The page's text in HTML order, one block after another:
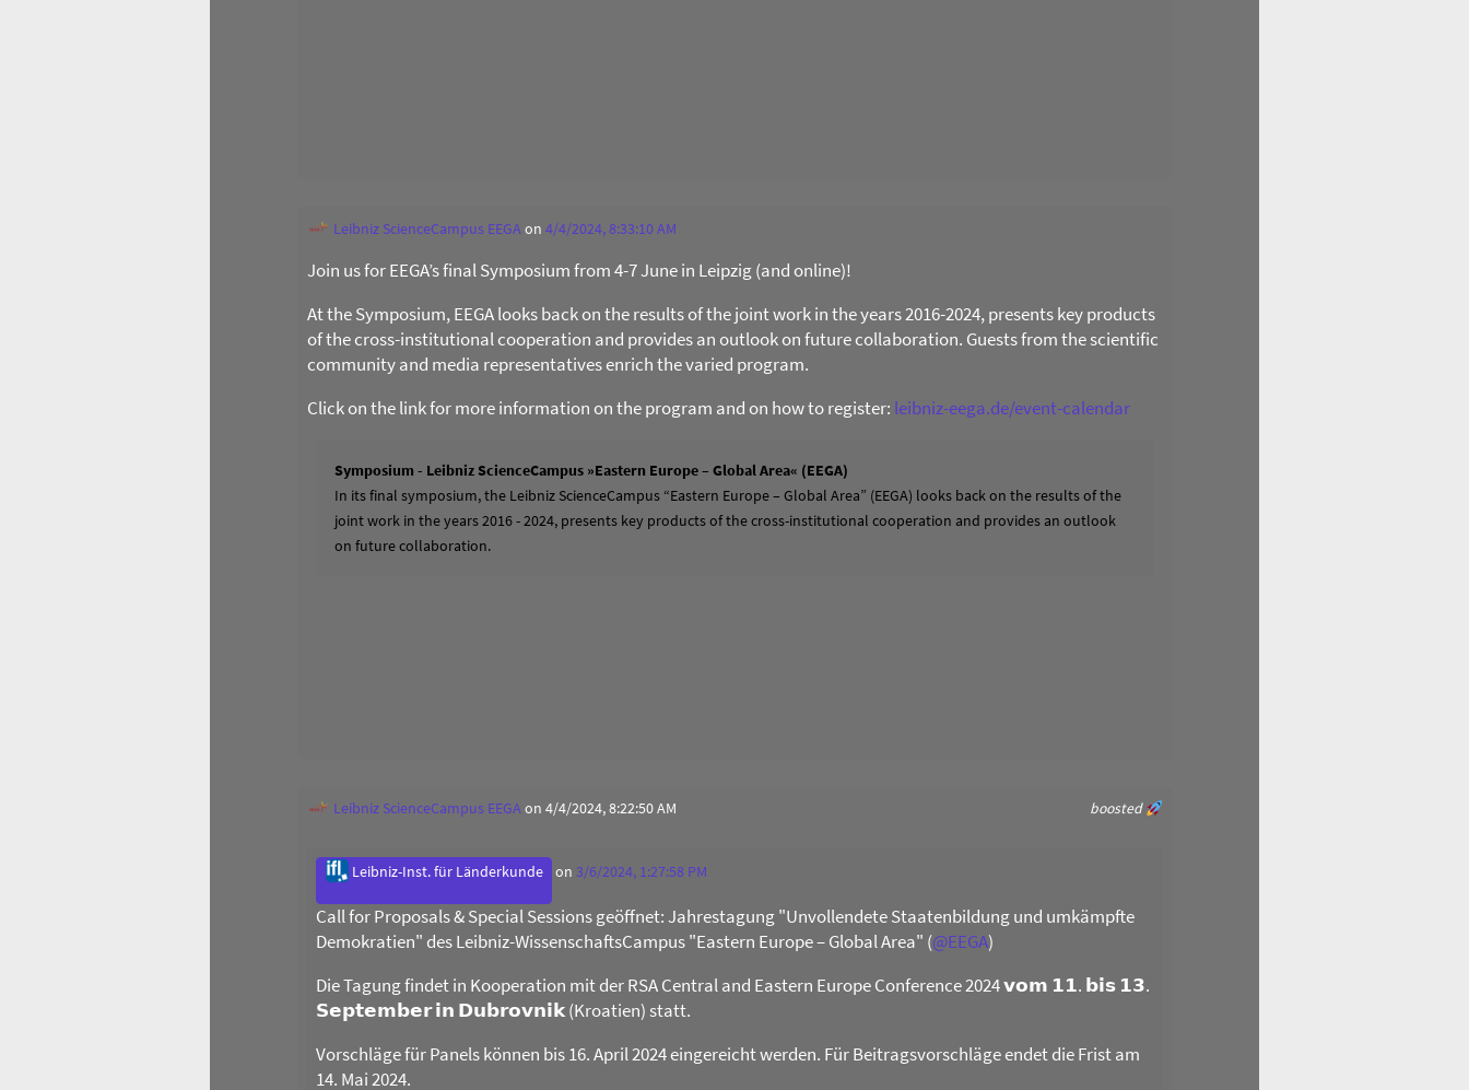
Leibniz ScienceCampus EEGAon 4/4/2024, 8:33:10 AM
Join us for EEGA’s final Symposium from 4-7 June in Leipzig (and online)!
At the Symposium, EEGA looks back on the results of the joint work in the years 2016-2024, presents key products
of the cross-institutional cooperation and provides an outlook on future collaboration. Guests from the scientific
community and media representatives enrich the varied program.
Click on the link for more information on the program and on how to register: leibniz-eega.de/event-calendar
Symposium - Leibniz ScienceCampus »Eastern Europe – Global Area« (EEGA)
In its final symposium, the Leibniz ScienceCampus “Eastern Europe – Global Area” (EEGA) looks back on the results of the
joint work in the years 2016 - 2024, presents key products of the cross-institutional cooperation and provides an outlook
on future collaboration.
boosted
Leibniz ScienceCampus EEGAon 4/4/2024, 8:22:50 AM
Leibniz-Inst. für Länderkunde on3/6/2024, 1:27:58 PM
Call for Proposals & Special Sessions geöffnet: Jahrestagung "Unvollendete Staatenbildung und umkämpfte
Demokratien" des Leibniz-WissenschaftsCampus "Eastern Europe – Global Area" (@EEGA)
Die Tagung findet in Kooperation mit der RSA Central and Eastern Europe Conference 2024 𝘃𝗼𝗺 𝟭𝟭. 𝗯𝗶𝘀 𝟭𝟯.
𝗦𝗲𝗽𝘁𝗲𝗺𝗯𝗲𝗿 𝗶𝗻 𝗗𝘂𝗯𝗿𝗼𝘃𝗻𝗶𝗸 (Kroatien) statt.
Vorschläge für Panels können bis 16. April 2024 eingereicht werden. Für Beitragsvorschläge endet die Frist am
14. Mai 2024.